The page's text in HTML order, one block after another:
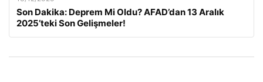
Son Dakika: Deprem Mi Oldu? AFAD’dan 13 Aralık
2025’teki Son Gelişmeler!